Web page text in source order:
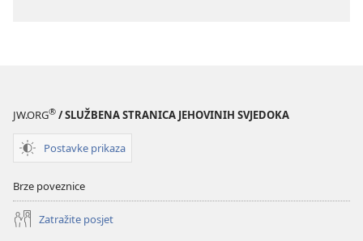
JW.ORG® / SLUŽBENA STRANICA JEHOVINIH SVJEDOKA
Postavke prikaza
Brze poveznice
Zatražite posjet